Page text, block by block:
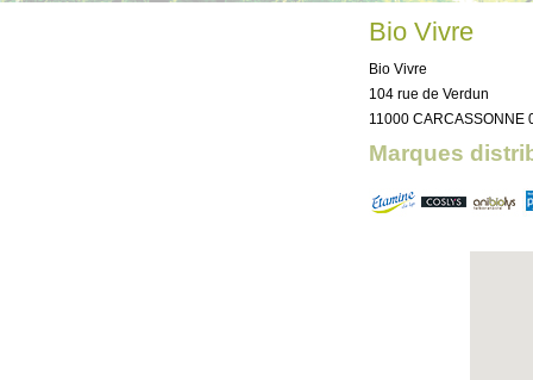
Bio Vivre
Bio Vivre
104 rue de Verdun
11000 CARCASSONNE
Marques